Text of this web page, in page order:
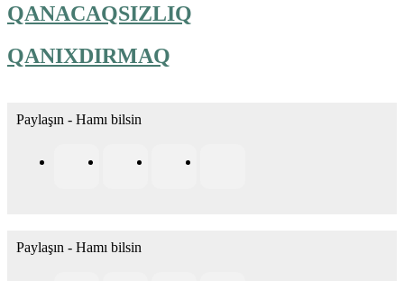
QANACAQSIZLIQ
QANIXDIRMAQ
Paylaşın - Hamı bilsin
Paylaşın - Hamı bilsin